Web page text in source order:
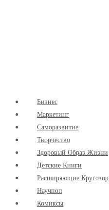
Бизнес
Маркетинг
Cаморазвитие
Творчество
Здоровый Образ Жизни
Детские Книги
Расширяющие Кругозор
Научпоп
Комиксы